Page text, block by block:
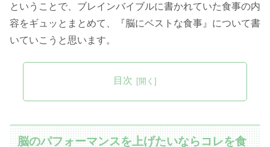
ということで、ブレインバイブルに書かれていた食事の内
容をギュッとまとめて、『脳にベストな食事』について書
いていこうと思います。
目次
脳のパフォーマンスを上げたいならコレを食